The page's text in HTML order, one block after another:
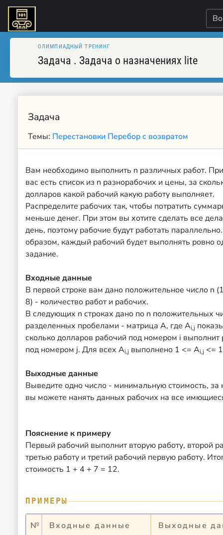
ОЛИМПИАДНЫЙ ТРЕНИНГ
Задача . Задача о назначениях lite
Задача
Темы: Перестановки Перебор с возвратом
Вам необходимо выполнить n различных работ.
вас есть список из n разнорабочих и цены, за
долларов какой рабочий какую работу выполняет.
Распределите рабочих так, чтобы потратить
меньше денег. При этом вы хотите сделать все
день, поэтому рабочие будут работать
образом, каждый рабочий будет выполнять ровно
задание.
Входные данные
В первой строке вам дано положительное число n
8) - количество работ и рабочих.
В следующих n строках дано по n положительных
разделенных пробелами - матрица А, где Ai,j
сколько долларов рабочий под номером i выполнит
под номером j. Для всех Ai,j выполнено 1 <= Ai,j <=
Выходные данные
Выведите одно число - минимальную стоимость, за
вы можете нанять данных рабочих на все
Пояснение к примеру
Первый рабочий выполнит вторую работу, второй
третью работу и третий рабочий первую работу.
стоимость 1 + 4 + 7 = 12.
ПРИМЕРЫ
№ Входные данные Выходные